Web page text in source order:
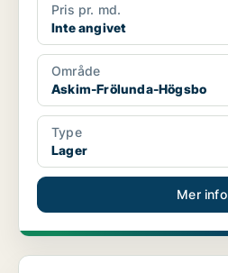
Pris pr. md.
Inte angivet
Område
Askim-Frölunda-Högsbo
Type
Lager
Mer info
Lager i Askim-Frölunda-Högsbo